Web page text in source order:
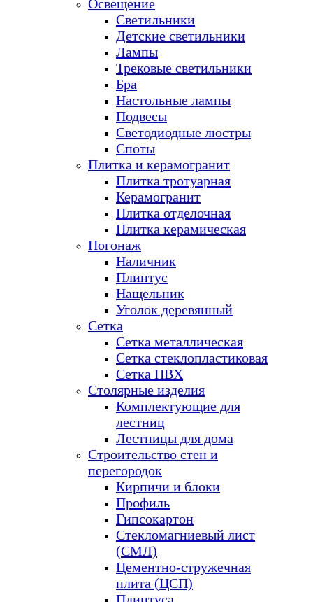
Освещение
Светильники
Детские светильники
Лампы
Трековые светильники
Бра
Настольные лампы
Подвесы
Светодиодные люстры
Споты
Плитка и керамогранит
Плитка тротуарная
Керамогранит
Плитка отделочная
Плитка керамическая
Погонаж
Наличник
Плинтус
Нащельник
Уголок деревянный
Сетка
Сетка металлическая
Сетка стеклопластиковая
Сетка ПВХ
Столярные изделия
Комплектующие для
лестниц
Лестницы для дома
Строительство стен и
перегородок
Кирпичи и блоки
Профиль
Гипсокартон
Стекломагниевый лист
(СМЛ)
Цементно-стружечная
плита (ЦСП)